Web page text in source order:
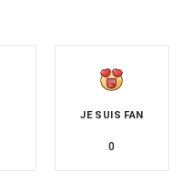
JE SUIS FAN
0